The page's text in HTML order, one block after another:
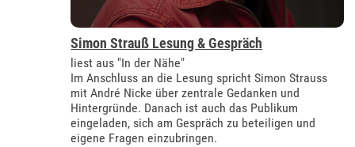
Simon Strauß Lesung & Gespräch
liest aus "In der Nähe"
Im Anschluss an die Lesung spricht Simon Strauss
mit André Nicke über zentrale Gedanken und
Hintergründe. Danach ist auch das Publikum
eingeladen, sich am Gespräch zu beteiligen und
eigene Fragen einzubringen.